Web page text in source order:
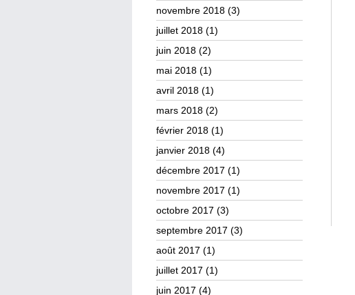
novembre 2018 (3)
juillet 2018 (1)
juin 2018 (2)
mai 2018 (1)
avril 2018 (1)
mars 2018 (2)
février 2018 (1)
janvier 2018 (4)
décembre 2017 (1)
novembre 2017 (1)
octobre 2017 (3)
septembre 2017 (3)
août 2017 (1)
juillet 2017 (1)
juin 2017 (4)